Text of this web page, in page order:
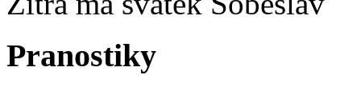
Pranostiky